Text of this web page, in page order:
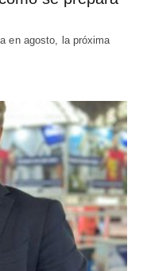
en agosto, la próxima